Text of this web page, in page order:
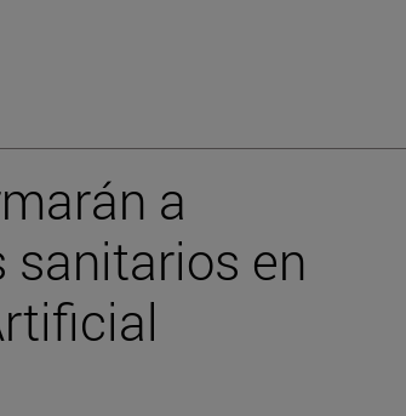
a
sanitarios en